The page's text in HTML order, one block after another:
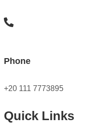
Phone
+20 111 7773895
Quick Links